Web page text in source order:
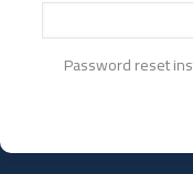
Password reset